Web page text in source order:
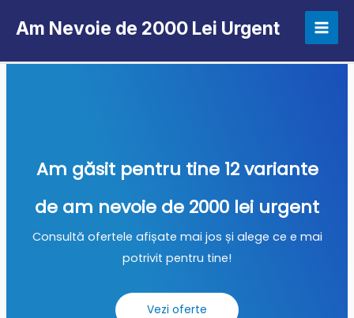
Am Nevoie de 2000 Lei Urgent
Am găsit pentru tine 12 variante
de am nevoie de 2000 lei urgent
Consultă ofertele afișate mai jos și alege ce e mai
potrivit pentru tine!
Vezi oferte